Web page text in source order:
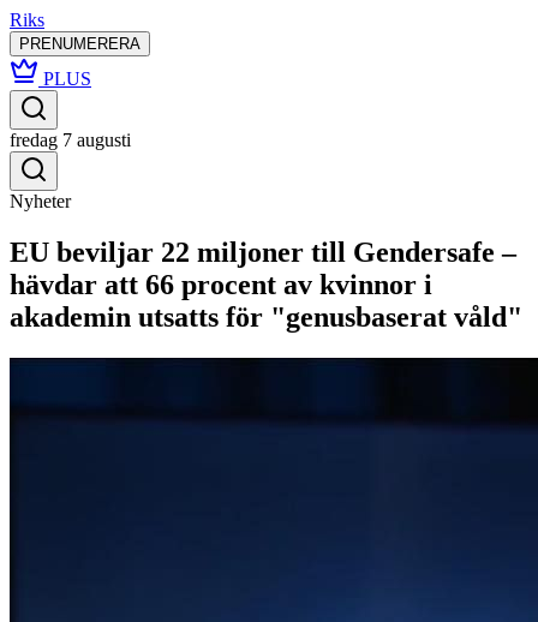
Riks
PRENUMERERA
PLUS
fredag 7 augusti
Nyheter
EU beviljar 22 miljoner till Gendersafe –
hävdar att 66 procent av kvinnor i
akademin utsatts för "genusbaserat våld"